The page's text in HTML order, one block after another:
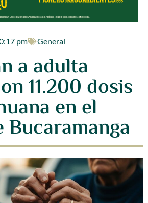
pm General
a adulta
11.200 dosis
en el